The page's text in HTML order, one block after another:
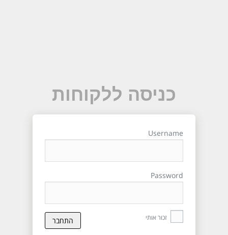
כניסה ללקוחות
Username
Password
זכור אותי